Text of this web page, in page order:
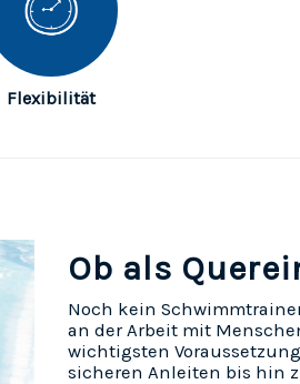
Flexibilität
Ob als
Noch kein
an der Arbeit mit
wichtigsten
sicheren Anleiten bis hin